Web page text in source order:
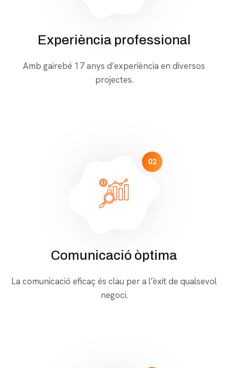
Experiència professional
Amb gairebé 17 anys d’experiència en diversos
projectes.
02
Comunicació òptima
La comunicació eficaç és clau per a l’èxit de qualsevol
negoci.